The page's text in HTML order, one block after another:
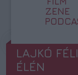
ZENE
LAJKÓ
ÉLÉN